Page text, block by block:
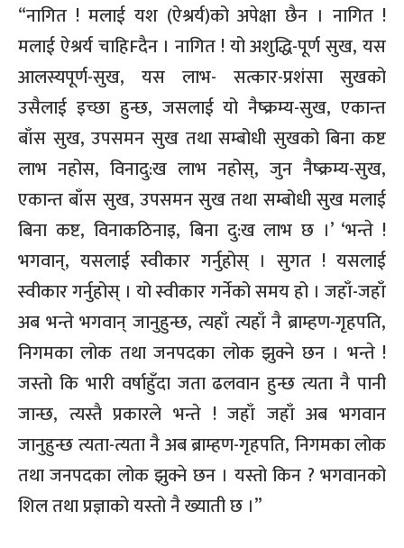
“नागित ! मलाई यश (ऐश्रर्य)को अपेक्षा छैन । नागित !
मलाई ऐश्रर्य चाहिFदैन । नागित ! यो अशुद्धि-पूर्ण सुख, यस
आलस्यपूर्ण-सुख, यस लाभ- सत्कार-प्रशंसा सुखको
उसैलाई इच्छा हुन्छ, जसलाई यो नैष्क्रम्य-सुख, एकान्त
बाँस सुख, उपसमन सुख तथा सम्बोधी सुखको बिना कष्ट
लाभ नहोस, विनादु:ख लाभ नहोस्, जुन नैष्क्रम्य-सुख,
एकान्त बाँस सुख, उपसमन सुख तथा सम्बोधी सुख मलाई
बिना कष्ट, विनाकठिनाइ, बिना दु:ख लाभ छ ।’ ‘भन्ते !
भगवान्, यसलाई स्वीकार गर्नुहोस् । सुगत ! यसलाई
स्वीकार गर्नुहोस् । यो स्वीकार गर्नेको समय हो । जहाँ-जहाँ
अब भन्ते भगवान् जानुहुन्छ, त्यहाँ त्यहाँ नै ब्राम्हण-गृहपति,
निगमका लोक तथा जनपदका लोक झुक्ने छन । भन्ते !
जस्तो कि भारी वर्षाहुँदा जता ढलवान हुन्छ त्यता नै पानी
जान्छ, त्यस्तै प्रकारले भन्ते ! जहाँ जहाँ अब भगवान
जानुहुन्छ त्यता-त्यता नै अब ब्राम्हण-गृहपति, निगमका लोक
तथा जनपदका लोक झुक्ने छन । यस्तो किन ? भगवानको
शिल तथा प्रज्ञाको यस्तो नै ख्याती छ ।”